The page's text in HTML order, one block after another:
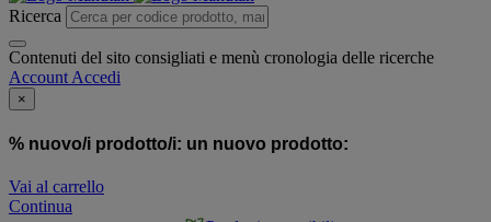
Ricerca
Contenuti del sito consigliati e menù cronologia delle ricerche
Account Accedi
×
% nuovo/i prodotto/i: un nuovo prodotto:
Vai al carrello
Continua